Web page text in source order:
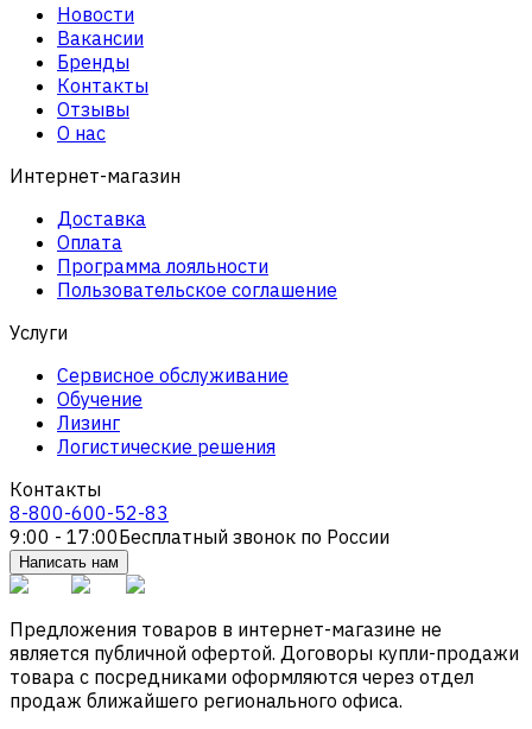
Новости
Вакансии
Бренды
Контакты
Отзывы
О нас
Интернет-магазин
Доставка
Оплата
Программа лояльности
Пользовательское соглашение
Услуги
Сервисное обслуживание
Обучение
Лизинг
Логистические решения
Контакты
8-800-600-52-83
9:00 - 17:00Бесплатный звонок по России
Написать нам
Предложения товаров в интернет-магазине не
является публичной офертой. Договоры купли-продажи
товара с посредниками оформляются через отдел
продаж ближайшего регионального офиса.